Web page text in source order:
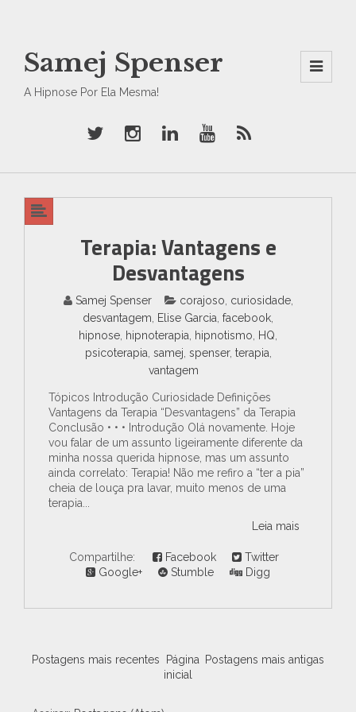
Samej Spenser
A Hipnose Por Ela Mesma!
Terapia: Vantagens e
Desvantagens
Samej Spenser corajoso curiosidade,
desvantagem
Elise Garcia facebook
hipnose hipnoterapia hipnotismo HQ
psicoterapia samej spenser, terapia
vantagem
Tópicos Introdução Curiosidade Definições
Vantagens da Terapia “Desvantagens” da Terapia
Conclusão • • • Introdução Olá novamente. Hoje
vou falar de um assunto ligeiramente diferente da
minha nossa querida hipnose, mas um assunto
ainda correlato: Terapia! Não me refiro a “ter a pia”
cheia de louça pra lavar, muito menos de uma
terapia...
Leia mais
Compartilhe: Facebook
Twitter
Google+
Stumble Digg
Postagens mais recentes Postagens mais antigas
Página
inicial